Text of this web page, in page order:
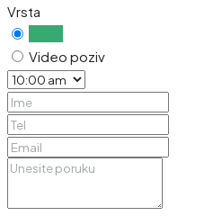
Vrsta
Video poziv